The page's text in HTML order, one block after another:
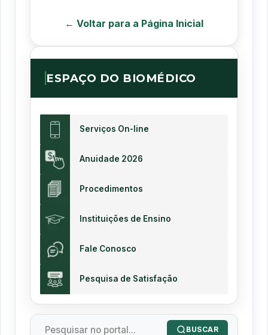
← Voltar para a Página Inicial
ESPAÇO DO BIOMÉDICO
Serviços On-line
Anuidade 2026
Procedimentos
Instituições de Ensino
Fale Conosco
Pesquisa de Satisfação
BUSCAR